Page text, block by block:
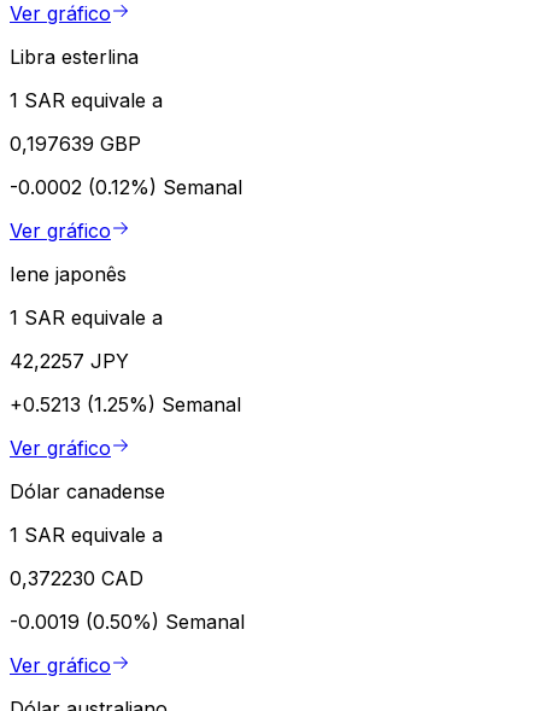
Ver gráfico
Libra esterlina
1 SAR equivale a
0,197639 GBP
-0.0002 (0.12%) Semanal
Ver gráfico
Iene japonês
1 SAR equivale a
42,2257 JPY
+0.5213 (1.25%) Semanal
Ver gráfico
Dólar canadense
1 SAR equivale a
0,372230 CAD
-0.0019 (0.50%) Semanal
Ver gráfico